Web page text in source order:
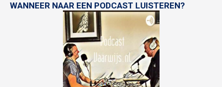
WANNEER NAAR EEN PODCAST LUISTEREN?